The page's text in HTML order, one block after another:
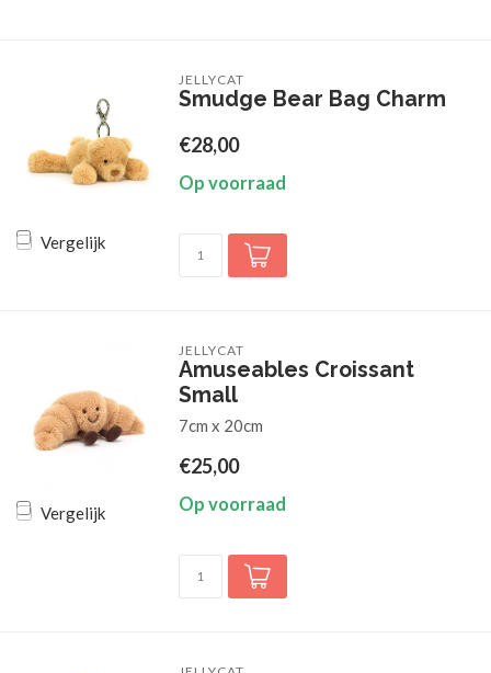
Vergelijk
JELLYCAT
Smudge Bear Bag Charm
€28,00
Op voorraad
Vergelijk
JELLYCAT
Amuseables Croissant
Small
7cm x 20cm
€25,00
Op voorraad